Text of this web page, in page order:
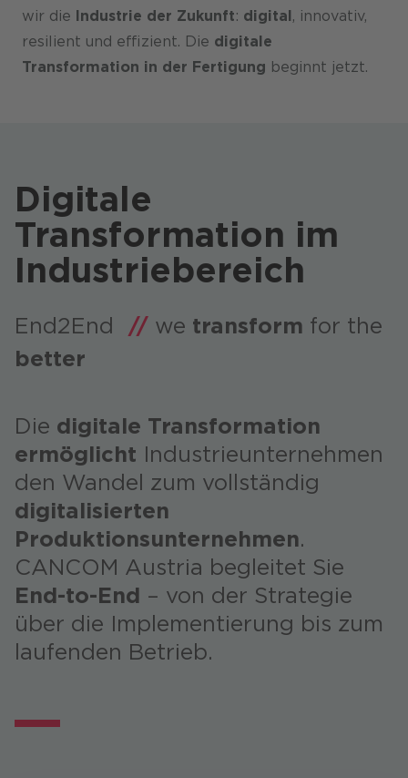
wir die Industrie der Zukunft: digital, innovativ,
resilient und effizient. Die digitale
Transformation in der Fertigung beginnt jetzt.
Digitale
Transformation im
Industriebereich
End2End // we transform for the
better
Die digitale Transformation
ermöglicht Industrieunternehmen
den Wandel zum vollständig
digitalisierten
Produktionsunternehmen.
CANCOM Austria begleitet Sie
End-to-End – von der Strategie
über die Implementierung bis zum
laufenden Betrieb.